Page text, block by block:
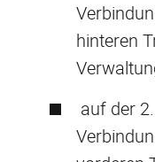
hinteren
auf der